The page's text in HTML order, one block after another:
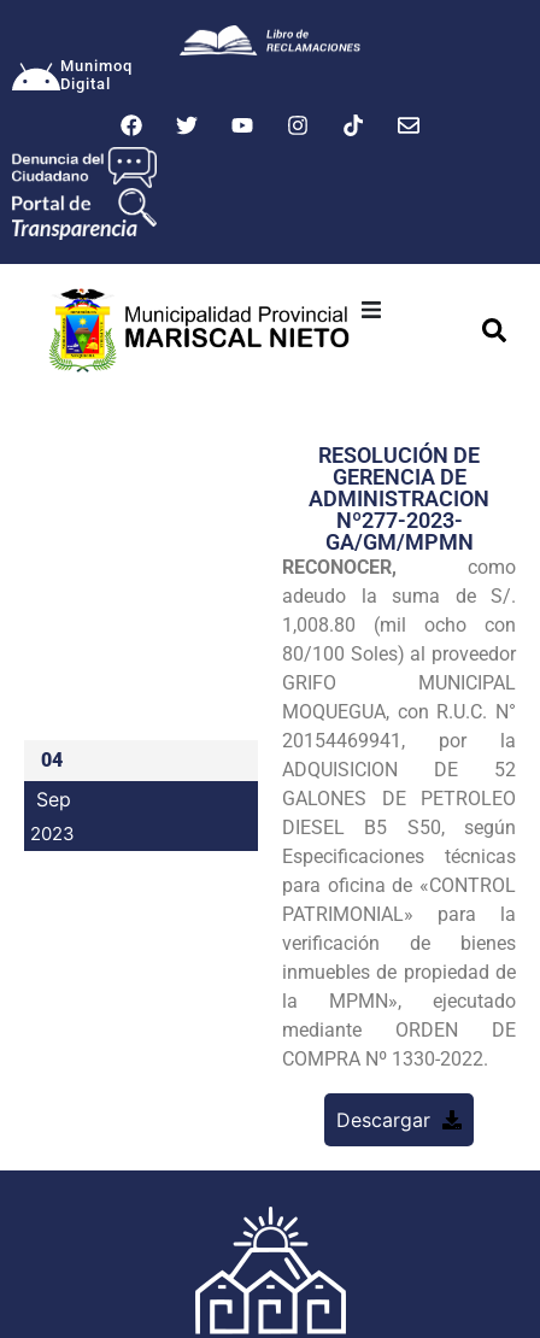
Munimoq
Digital
Transparencia
Seguridad
Programas
Intranet
04
Sep
2023
RESOLUCIÓN DE
GERENCIA DE
ADMINISTRACION
Nº277-2023-
GA/GM/MPMN
RECONOCER, como
adeudo la suma de S/.
1,008.80 (mil ocho con
80/100 Soles) al proveedor
GRIFO MUNICIPAL
MOQUEGUA, con R.U.C. N°
20154469941, por la
ADQUISICION DE 52
GALONES DE PETROLEO
DIESEL B5 S50, según
Especificaciones técnicas
para oficina de «CONTROL
PATRIMONIAL» para la
verificación de bienes
inmuebles de propiedad de
la MPMN», ejecutado
mediante ORDEN DE
COMPRA Nº 1330-2022.
Descargar